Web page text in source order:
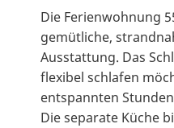
Die Ferienwohnung
gemütliche,
Ausstattung. Das
flexibel schlafen
entspannten
Die separate Küche